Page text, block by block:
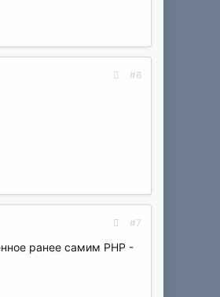
#6
#7
ранее самим PHP -